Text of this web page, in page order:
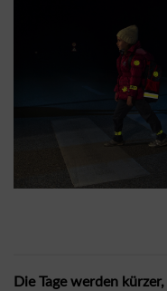
Die Tage werden kürzer,